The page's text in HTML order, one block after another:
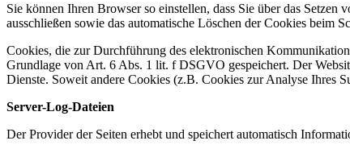
Sie können Ihren Browser so einstellen, dass Sie über das
ausschließen sowie das automatische Löschen der Cookies beim
Cookies, die zur Durchführung des elektronischen
Grundlage von Art. 6 Abs. 1 lit. f DSGVO gespeichert. Der
Dienste. Soweit andere Cookies (z.B. Cookies zur Analyse Ihres
Server-Log-Dateien
Der Provider der Seiten erhebt und speichert automatisch